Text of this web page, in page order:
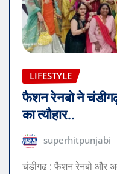
LIFESTYLE
फैशन रेनबो ने
का त्यौहार..
superhitpunjabi
चंडीगढ : फैशन रेनबो और